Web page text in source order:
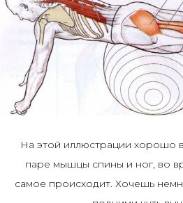
На этой иллюстрации хорошо
паре мышцы спины и ног, во
самое происходит. Хочешь